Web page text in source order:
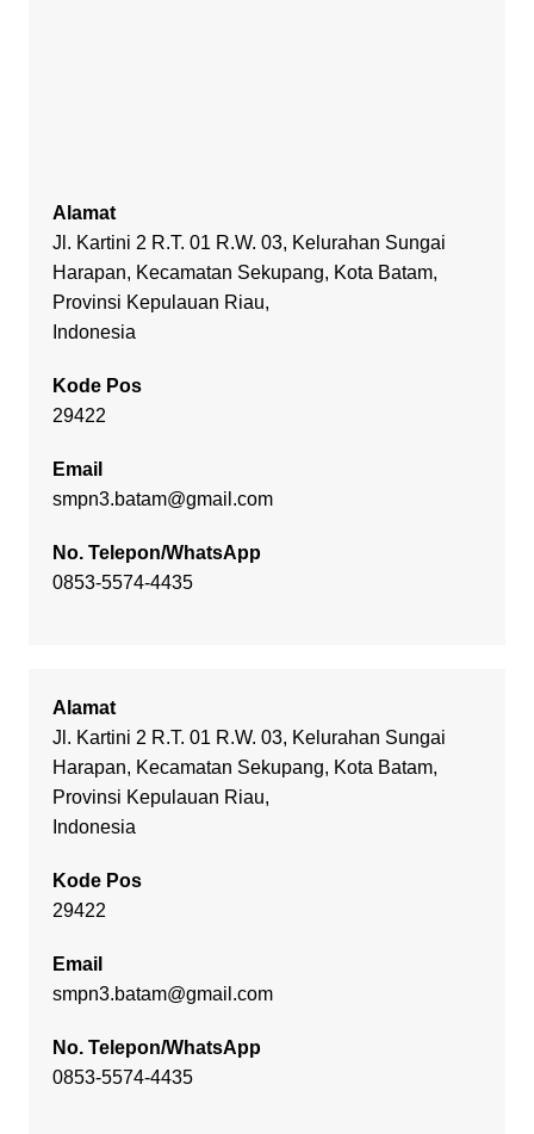
Alamat
Jl. Kartini 2 R.T. 01 R.W. 03, Kelurahan Sungai
Harapan, Kecamatan Sekupang, Kota Batam,
Provinsi Kepulauan Riau,
Indonesia
Kode Pos
29422
Email
smpn3.batam@gmail.com
No. Telepon/WhatsApp
0853-5574-4435
Alamat
Jl. Kartini 2 R.T. 01 R.W. 03, Kelurahan Sungai
Harapan, Kecamatan Sekupang, Kota Batam,
Provinsi Kepulauan Riau,
Indonesia
Kode Pos
29422
Email
smpn3.batam@gmail.com
No. Telepon/WhatsApp
0853-5574-4435